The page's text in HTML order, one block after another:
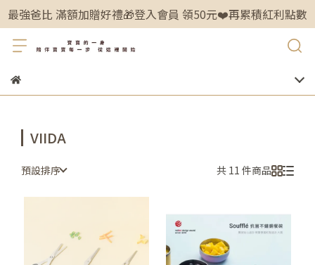
最強爸比 滿額加贈好禮🎁登入會員 領50元❤️再累積紅利點數
VIIDA
預設排序 共 11 件商品